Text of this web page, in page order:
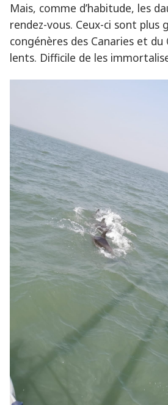
Mais, comme d’habitude, les
rendez-vous. Ceux-ci sont plus
congénères des Canaries et du
lents. Difficile de les